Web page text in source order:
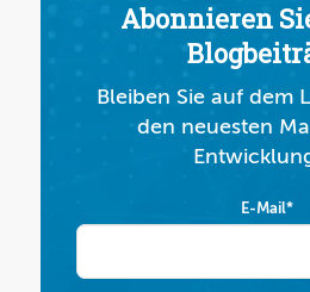
Abonnieren
Bleiben Sie auf dem
den neuesten
E-Mail*